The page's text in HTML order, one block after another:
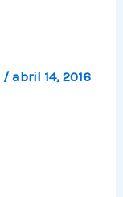
/abril 14, 2016